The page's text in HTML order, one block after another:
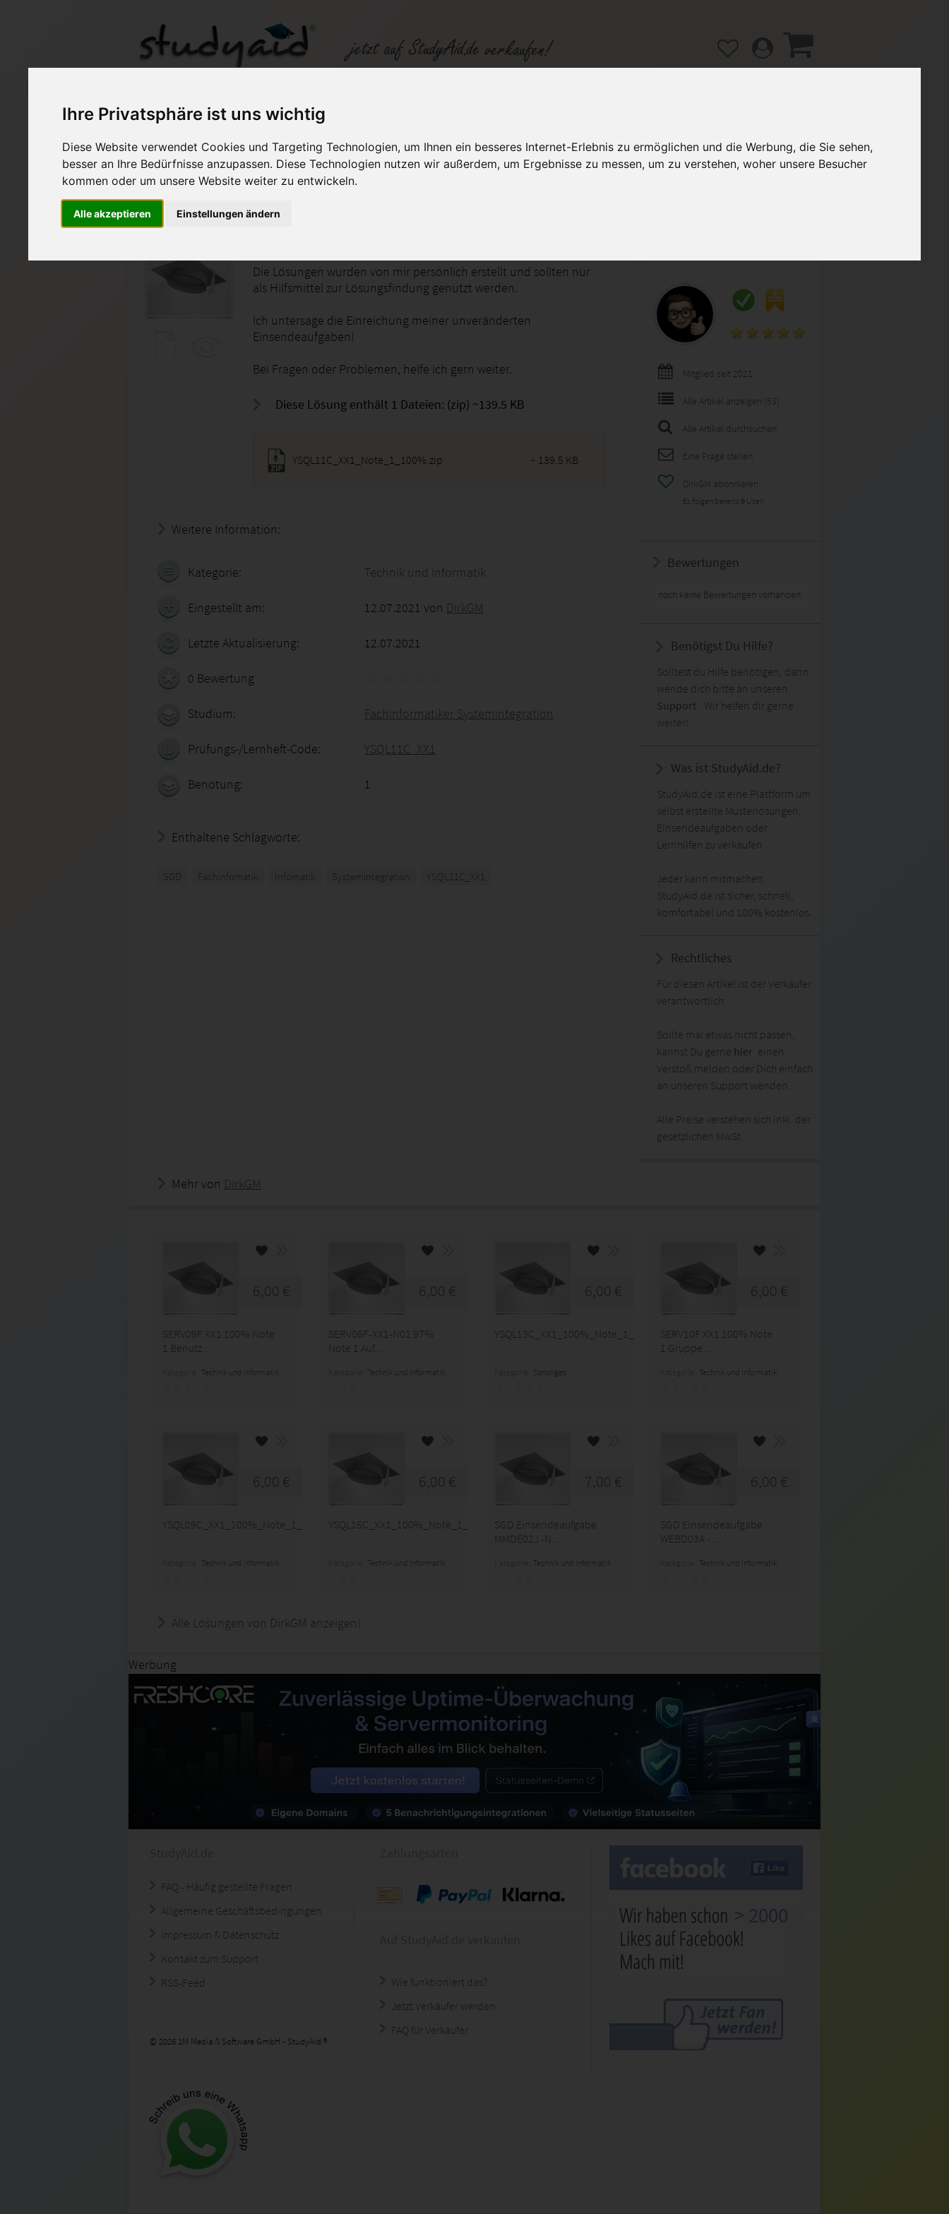
Ihre Privatsphäre ist uns wichtig
Diese Website verwendet Cookies und Targeting Technologien, um Ihnen ein besseres Internet-Erlebnis zu ermöglichen und die Werbung, die Sie sehen,
besser an Ihre Bedürfnisse anzupassen. Diese Technologien nutzen wir außerdem, um Ergebnisse zu messen, um zu verstehen, woher unsere Besucher
kommen oder um unsere Website weiter zu entwickeln.
Alle akzeptieren Einstellungen ändern
Auf StudyAid.de verkaufen Kategorien Studiengänge / Lehrgänge Hilfe / FAQ
Die Lösungen wurden von mir persönlich erstellt und sollten nur
als Hilfsmittel zur Lösungsfindung genutzt werden.
Ich untersage die Einreichung meiner unveränderten
Einsendeaufgaben!
Bei Fragen oder Problemen, helfe ich gern weiter.
Diese Lösung enthält 1 Dateien: (zip) ~139.5 KB
YSQL11C_XX1_Note_1_100%.zip ~ 139.5 KB
Weitere Information:
Kategorie: Technik und Informatik
Eingestellt am: 12.07.2021 von DirkGM
Letzte Aktualisierung: 12.07.2021
0 Bewertung
Studium: Fachinformatiker Systemintegration
Prüfungs-/Lernheft-Code: YSQL11C_XX1
Benotung: 1
Enthaltene Schlagworte:
SGD Fachinfomatik Infomatik Systemintegration YSQL11C_XX1
Mitglied seit 2021
Alle Artikel anzeigen (53)
Alle Artikel durchsuchen
Eine Frage stellen
DirkGM abonnieren
Es folgen bereits 9 User!
Bewertungen
noch keine Bewertungen vorhanden
Benötigst Du Hilfe?
Solltest du Hilfe benötigen, dann
wende dich bitte an unseren
Support . Wir helfen dir gerne
weiter!
Was ist StudyAid.de?
StudyAid.de ist eine Plattform um
selbst erstellte Musterlösungen,
Einsendeaufgaben oder
Lernhilfen zu verkaufen.
Jeder kann mitmachen.
StudyAid.de ist sicher, schnell,
komfortabel und 100% kostenlos.
Rechtliches
Für diesen Artikel ist der Verkäufer
verantwortlich.
Sollte mal etwas nicht passen,
kannst Du gerne hier einen
Verstoß melden oder Dich einfach
an unseren Support wenden.
Alle Preise verstehen sich inkl. der
gesetzlichen MwSt.
Mehr von DirkGM
6,00 €
SERV09F XX1 100% Note
1 Benutz...
Technik und Informatik
6,00 €
SERV06F-XX1-N01 97%
Note 1 Auf...
Technik und Informatik
6,00 €
YSQL13C_XX1_100%_Note_1_Beglei...
Sonstiges
6,00 €
SERV10F XX1 100% Note
1 Gruppe...
Technik und Informatik
6,00 €
YSQL09C_XX1_100%_Note_1_Regulä...
Technik und Informatik
6,00 €
YSQL15C_XX1_100%_Note_1_Vertie...
Technik und Informatik
7,00 €
SGD Einsendeaufgabe
MMDE02J -N...
Technik und Informatik
6,00 €
SGD Einsendeaufgabe
WEBD03A - ...
Technik und Informatik
Alle Lösungen von DirkGM anzeigen!
Werbung
FAQ - Häufig gestellte Fragen
Allgemeine Geschäftsbedingungen
Impressum & Datenschutz
Kontakt zum Support
RSS-Feed
© 2026 1M Media & Software GmbH - StudyAid ®
Wie funktioniert das?
Jetzt Verkäufer werden
FAQ für Verkäufer
> 2000